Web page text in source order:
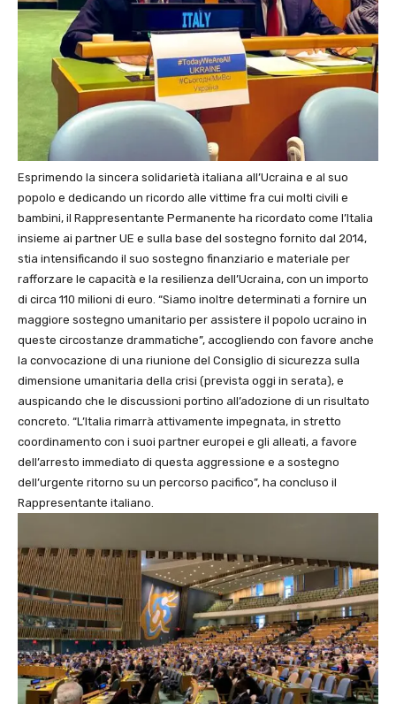
Esprimendo la sincera solidarietà italiana all’Ucraina e al suo
popolo e dedicando un ricordo alle vittime fra cui molti civili e
bambini, il Rappresentante Permanente ha ricordato come l’Italia
insieme ai partner UE e sulla base del sostegno fornito dal 2014,
stia intensificando il suo sostegno finanziario e materiale per
rafforzare le capacità e la resilienza dell’Ucraina, con un importo
di circa 110 milioni di euro. “Siamo inoltre determinati a fornire un
maggiore sostegno umanitario per assistere il popolo ucraino in
queste circostanze drammatiche”, accogliendo con favore anche
la convocazione di una riunione del Consiglio di sicurezza sulla
dimensione umanitaria della crisi (prevista oggi in serata), e
auspicando che le discussioni portino all’adozione di un risultato
concreto. “L’Italia rimarrà attivamente impegnata, in stretto
coordinamento con i suoi partner europei e gli alleati, a favore
dell’arresto immediato di questa aggressione e a sostegno
dell’urgente ritorno su un percorso pacifico”, ha concluso il
Rappresentante italiano.